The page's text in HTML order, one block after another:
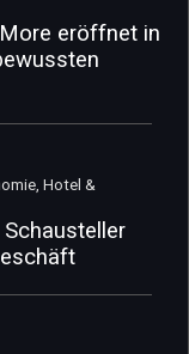
eröffnet in
Hotel &